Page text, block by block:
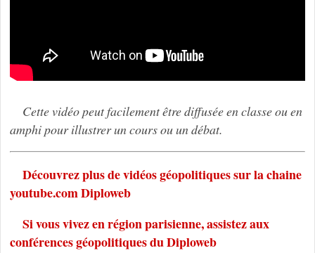
Cette vidéo peut facilement être diffusée en classe ou en
amphi pour illustrer un cours ou un débat.
Découvrez plus de vidéos géopolitiques sur la chaine
youtube.com Diploweb
Si vous vivez en région parisienne, assistez aux
conférences géopolitiques du Diploweb